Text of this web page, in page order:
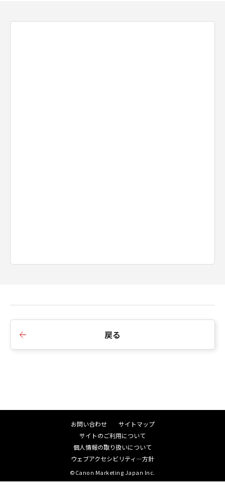
戻る
お問い合わせ
サイトマップ
サイトのご利用について
個人情報の取り扱いについて
ウェブアクセシビリティ―方針
©Canon Marketing Japan Inc.